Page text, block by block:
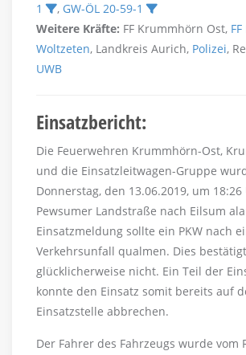
1
, GW-ÖL 20-59-1
Weitere Kräfte: FF Krummhörn Ost,
Woltzeten, Landkreis Aurich, Polizei,
UWB
Einsatzbericht:
Die Feuerwehren Krummhörn-Ost,
und die Einsatzleitwagen-Gruppe
Donnerstag, den 13.06.2019, um
Pewsumer Landstraße nach Eilsum
Einsatzmeldung sollte ein PKW nach
Verkehrsunfall qualmen. Dies
glücklicherweise nicht. Ein Teil der
konnte den Einsatz somit bereits auf
Einsatzstelle abbrechen.
Der Fahrer des Fahrzeugs wurde vom